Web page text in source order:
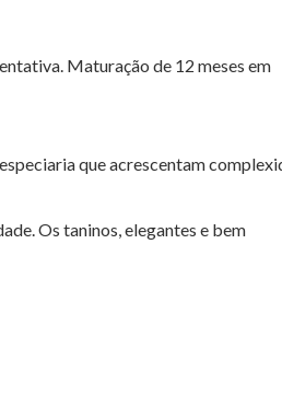
Maturação de 12 meses em
que acrescentam
Os taninos, elegantes e bem